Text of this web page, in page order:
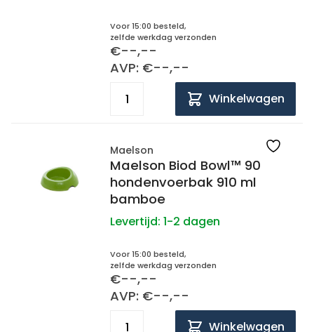
Voor 15:00 besteld,
zelfde werkdag verzonden
€--,--
AVP: €--,--
Winkelwagen
Maelson
Maelson Biod Bowl™ 90
hondenvoerbak 910 ml
bamboe
Levertijd: 1-2 dagen
Voor 15:00 besteld,
zelfde werkdag verzonden
€--,--
AVP: €--,--
Winkelwagen